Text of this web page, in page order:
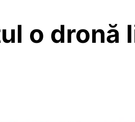
o dronă